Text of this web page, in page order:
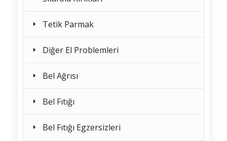
Tetik Parmak
Diğer El Problemleri
Bel Ağrısı
Bel Fıtığı
Bel Fıtığı Egzersizleri